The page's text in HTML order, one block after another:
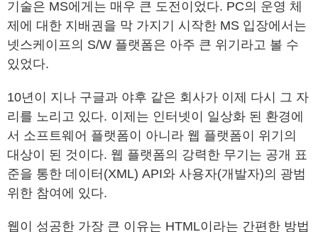
기술은 MS에게는 매우 큰 도전이었다. PC의 운영 체
제에 대한 지배권을 막 가지기 시작한 MS 입장에서는
넷스케이프의 S/W 플랫폼은 아주 큰 위기라고 볼 수
있었다.
10년이 지나 구글과 야후 같은 회사가 이제 다시 그 자
리를 노리고 있다. 이제는 인터넷이 일상화 된 환경에
서 소프트웨어 플랫폼이 아니라 웹 플랫폼이 위기의
대상이 된 것이다. 웹 플랫폼의 강력한 무기는 공개 표
준을 통한 데이터(XML) API와 사용자(개발자)의 광범
위한 참여에 있다.
웹이 성공한 가장 큰 이유는 HTML이라는 간편한 방법